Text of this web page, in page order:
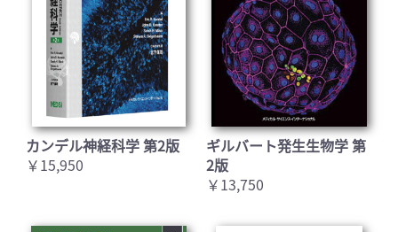
カンデル神経科学 第2版
￥15,950
ギルバート発生生物学 第
2版
￥13,750